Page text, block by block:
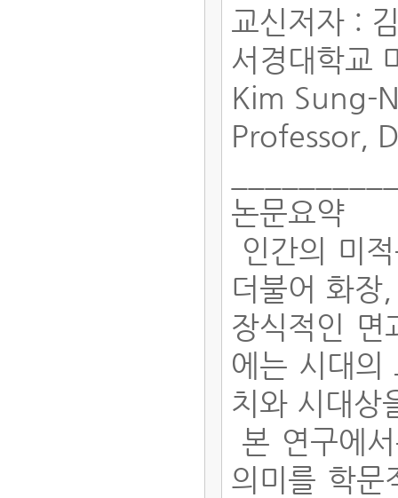
교신저자 :
서경대학교
Kim Sung-
Professor,
논문요약
인간의 미
더불어 화장
장식적인 면
에는 시대의
치와 시대상
본 연구에
의미를 학